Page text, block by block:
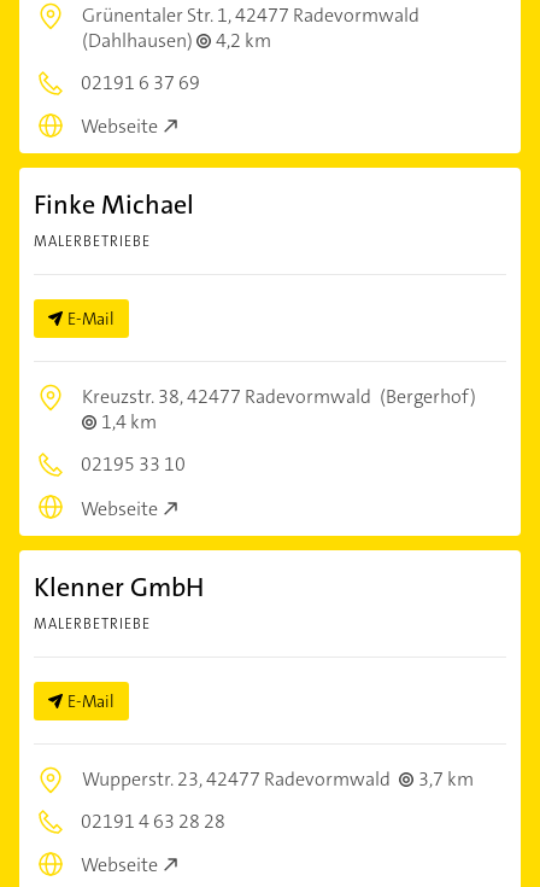
Grünentaler Str. 1,42477 Radevormwald
(Dahlhausen)
4,2 km
02191 6 37 69
Webseite
Finke Michael
MALERBETRIEBE
E-Mail
Kreuzstr. 38,42477 Radevormwald (Bergerhof)
1,4 km
02195 33 10
Webseite
Klenner GmbH
MALERBETRIEBE
E-Mail
Wupperstr. 23,42477 Radevormwald
3,7 km
02191 4 63 28 28
Webseite